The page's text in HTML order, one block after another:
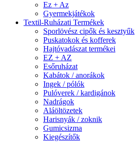
Ez + Az
Gyermekjátékok
Textil-Ruházati Termékek
Sporlövész cipők és kesztyűk
Puskatokok és kofferek
Hajtóvadászat termékei
EZ + AZ
Esőruházat
Kabátok / anorákok
Ingek / pólók
Pulóverek / kardigánok
Nadrágok
Aláöltözetek
Harisnyák / zoknik
Gumicsizma
Kiegészítők